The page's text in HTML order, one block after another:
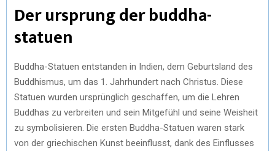
Der ursprung der buddha-
statuen
Buddha-Statuen entstanden in Indien, dem Geburtsland des
Buddhismus, um das 1. Jahrhundert nach Christus. Diese
Statuen wurden ursprünglich geschaffen, um die Lehren
Buddhas zu verbreiten und sein Mitgefühl und seine Weisheit
zu symbolisieren. Die ersten Buddha-Statuen waren stark
von der griechischen Kunst beeinflusst, dank des Einflusses